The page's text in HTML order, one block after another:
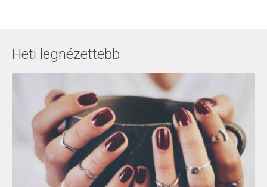
Heti legnézettebb